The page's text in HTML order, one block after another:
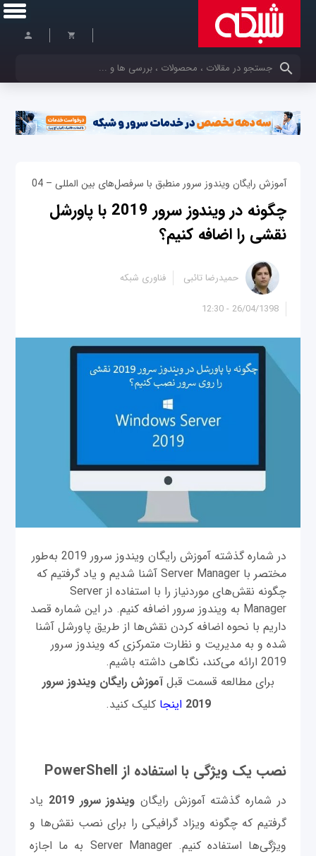
کلمات کلیدی خود را وارد کنید
آموزش رایگان ویندوز سرور منطبق با سرفصل‌های بین المللی – 04
چگونه در ویندوز سرور 2019 با پاورشل
نقشی را اضافه کنیم؟
26/04/1398 - 12:30
حمیدرضا تائبی فناوری شبکه
در شماره گذشته آموزش رایگان ویندوز سرور 2019 به‌طور
مختصر با Server Manager آشنا شدیم و یاد گرفتیم که
چگونه نقش‌های موردنیاز را با استفاده از Server
Manager به ویندوز سرور اضافه کنیم. در این شماره قصد
داریم با نحوه اضافه کردن نقش‌ها از طریق پاورشل آشنا
شده و به مدیریت و نظارت متمرکزی که ویندوز سرور
2019 ارائه می‌کند، نگاهی داشته باشیم.
برای مطالعه قسمت قبلآموزش رایگان ویندوز سرور
2019 اینجاکلیک کنید.
نصب یک ویژگی با استفاده از PowerShell
در شماره گذشته آموزش رایگان ویندوز سرور 2019 یاد
گرفتیم که چگونه ویزاد گرافیکی را برای نصب نقش‌ها و
ویژگی‌ها استفاده کنیم. Server Manager به ما اجازه